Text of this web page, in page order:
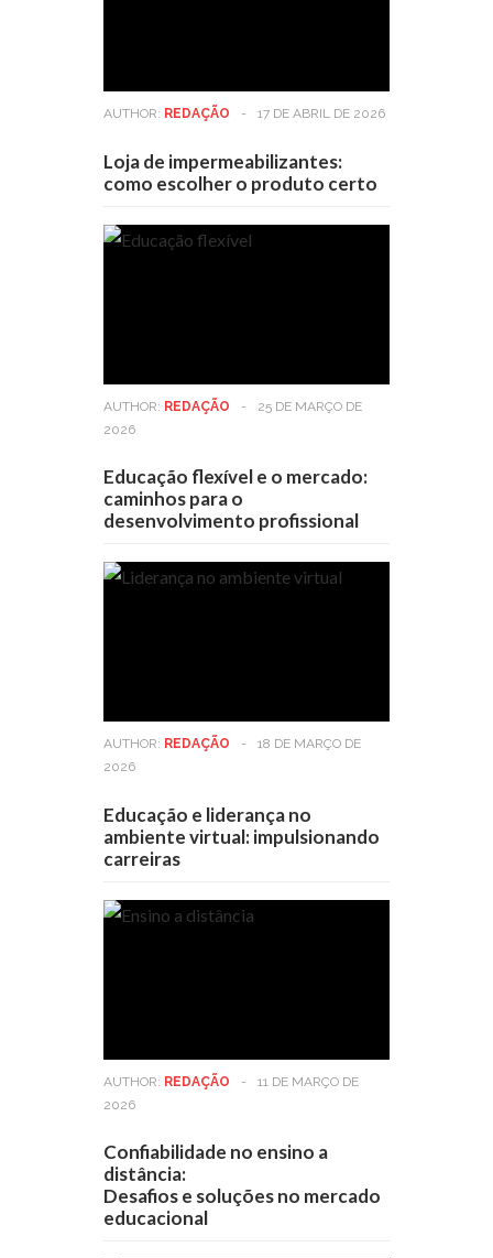
AUTHOR: REDAÇÃO - 17 DE ABRIL DE 2026
Loja de impermeabilizantes:
como escolher o produto certo
AUTHOR: REDAÇÃO -
25 DE MARÇO DE
2026
Educação flexível e o mercado:
caminhos para o
desenvolvimento profissional
AUTHOR: REDAÇÃO -
18 DE MARÇO DE
2026
Educação e liderança no
ambiente virtual: impulsionando
carreiras
AUTHOR: REDAÇÃO -
11 DE MARÇO DE
2026
Confiabilidade no ensino a
distância:
Desafios e soluções no mercado
educacional